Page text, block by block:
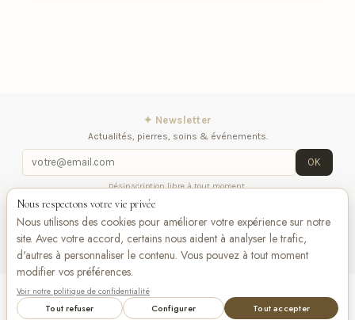
Add to cart
✦ Newsletter
Actualités, pierres, soins & événements.
OK
Désinscription libre à tout moment.
iqitlinksmanager module
nous
VISA
maestro Bancontact
Pay
Nous respectons votre vie privée
Nous utilisons des cookies pour améliorer votre expérience sur notre
site. Avec votre accord, certains nous aident à analyser le trafic,
d'autres à personnaliser le contenu. Vous pouvez à tout moment
modifier vos préférences.
Voir notre politique de confidentialité
Tout refuser Configurer Tout accepter